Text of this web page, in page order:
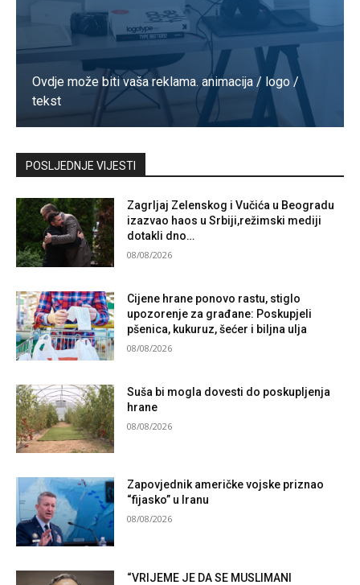
Ovdje može biti vaša reklama. animacija / logo /
tekst
Kontaktirajte nas
POSLJEDNJE VIJESTI
Zagrljaj Zelenskog i Vučića u Beogradu
izazvao haos u Srbiji,režimski mediji
dotakli dno…
08/08/2026
Cijene hrane ponovo rastu, stiglo
upozorenje za građane: Poskupjeli
pšenica, kukuruz, šećer i biljna ulja
08/08/2026
Suša bi mogla dovesti do poskupljenja
hrane
08/08/2026
Zapovjednik američke vojske priznao
“fijasko” u Iranu
08/08/2026
“VRIJEME JE DA SE MUSLIMANI